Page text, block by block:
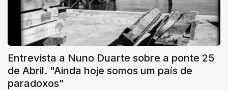
Entrevista a Nuno Duarte sobre a ponte 25
de Abril. "Ainda hoje somos um país de
paradoxos"